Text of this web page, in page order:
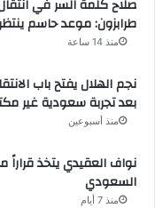
صلاح كلمة السر في
طرابزون: موعد حاسم
منذ 14 ساعة
نجم الهلال يفتح باب
بعد تجربة سعودية غير
منذ أسبوعين
نواف العقيدي يتخذ قراراً
السعودي
منذ 7 أيام